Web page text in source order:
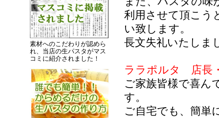
素材へのこだわりが認めら
れ、当店の生パスタがマス
コミに紹介されました！
利用させて頂こう
い致します。
長文失礼いたしま
ララポルタ 店長
ご家族皆様で喜ん
す。
ご自宅でも、簡単